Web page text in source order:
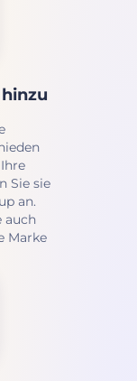
Sie sie
an.
auch
Marke